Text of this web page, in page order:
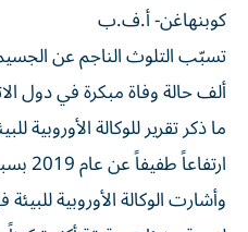
كوبنهاغن- أ.ف.ب
ما ذكر تقرير للوكالة
ارتفاعاً طفيفاً عن عام 2019 بسبب انتشار وباء «كوفيد-19».
وأشارت الوكالة الأوروبية